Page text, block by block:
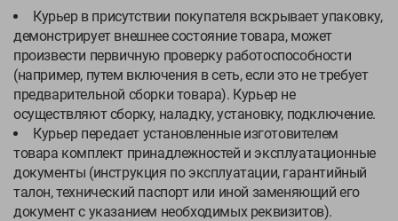
Курьер в присутствии покупателя вскрывает упаковку,
демонстрирует внешнее состояние товара, может
произвести первичную проверку работоспособности
(например, путем включения в сеть, если это не требует
предварительной сборки товара). Курьер не
осуществляют сборку, наладку, установку, подключение.
Курьер передает установленные изготовителем
товара комплект принадлежностей и эксплуатационные
документы (инструкция по эксплуатации, гарантийный
талон, технический паспорт или иной заменяющий его
документ с указанием необходимых реквизитов).